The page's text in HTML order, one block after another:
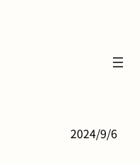
2024/9/6